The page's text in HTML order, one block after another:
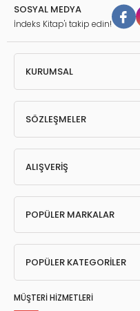
SOSYAL MEDYA
İndeks Kitap'ı takip edin!
KURUMSAL
SÖZLEŞMELER
ALIŞVERİŞ
POPÜLER MARKALAR
POPÜLER KATEGORİLER
MÜŞTERİ HİZMETLERİ